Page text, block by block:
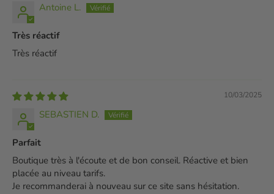
Antoine L.
Très réactif
Très réactif
10/03/2025
SEBASTIEN D.
Parfait
Boutique très à l'écoute et de bon conseil. Réactive et bien
placée au niveau tarifs.
Je recommanderai à nouveau sur ce site sans hésitation.